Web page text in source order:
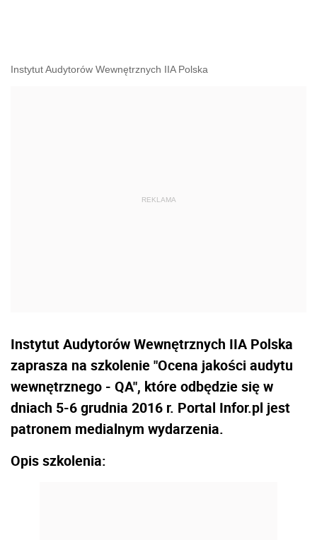
Instytut Audytorów Wewnętrznych IIA Polska
Instytut Audytorów Wewnętrznych IIA Polska
zaprasza na szkolenie "Ocena jakości audytu
wewnętrznego - QA", które odbędzie się w
dniach 5-6 grudnia 2016 r. Portal Infor.pl jest
patronem medialnym wydarzenia.
Opis szkolenia: